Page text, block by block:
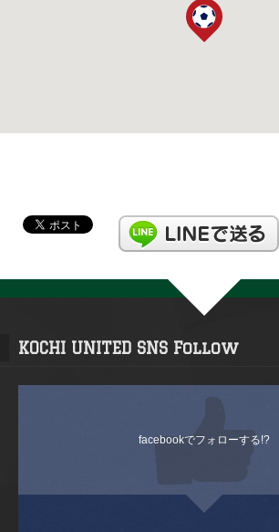
KOCHI UNITED SNS Follow
facebookでフォローする!?